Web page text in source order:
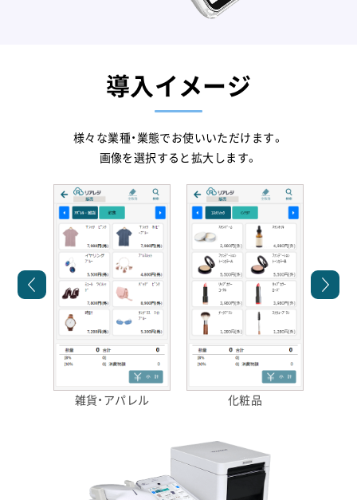
導入イメージ
様々な業種・業態でお使いいただけます。
画像を選択すると拡大します。
雑貨・アパレル 化粧品